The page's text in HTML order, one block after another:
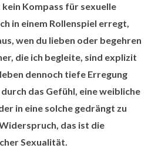
Kompass für sexuelle
in einem Rollenspiel erregt,
wen du lieben oder begehren
die ich begleite, sind explizit
dennoch tiefe Erregung
das Gefühl, eine weibliche
in eine solche gedrängt zu
das ist die
Sexualität.